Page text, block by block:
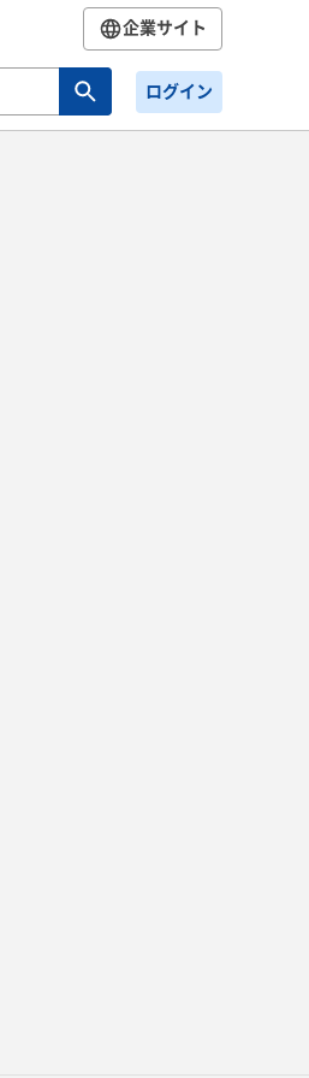
企業サイト
ログイン